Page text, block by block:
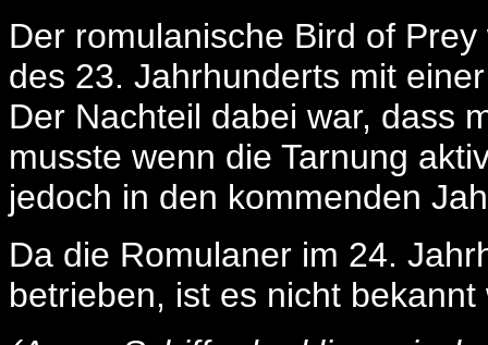
Der romulanische Bird of
des 23. Jahrhunderts mit
Der Nachteil dabei war, dass
musste wenn die Tarnung
jedoch in den kommenden
Da die Romulaner im 24.
betrieben, ist es nicht